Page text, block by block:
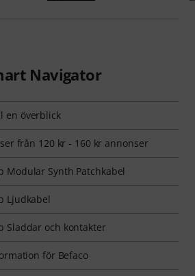
Navigator
en överblick
från 120 kr - 160 kr annonser
Synth Patchkabel
Ljudkabel
Sladdar och kontakter
för Befaco